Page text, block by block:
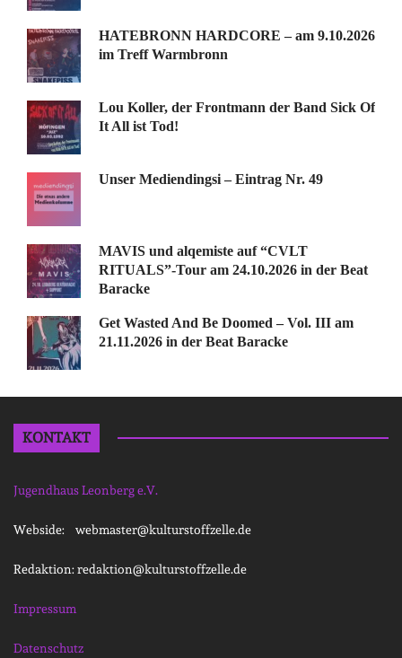
HATEBRONN HARDCORE – am 9.10.2026
im Treff Warmbronn
Lou Koller, der Frontmann der Band Sick Of
It All ist Tod!
Unser Mediendingsi – Eintrag Nr. 49
MAVIS und alqemiste auf “CVLT
RITUALS”-Tour am 24.10.2026 in der Beat
Baracke
Get Wasted And Be Doomed – Vol. III am
21.11.2026 in der Beat Baracke
KONTAKT
Jugendhaus Leonberg e.V.
Webside: webmaster@kulturstoffzelle.de
Redaktion: redaktion@kulturstoffzelle.de
Impressum
Datenschutz